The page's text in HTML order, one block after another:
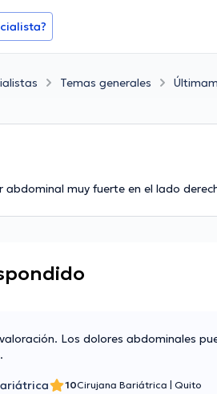
Temas generales
muy fuerte en el lado
Los dolores abdominales
10Cirujana Bariátrica Quito